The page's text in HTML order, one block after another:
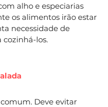
alho e especiarias
os alimentos irão estar
necessidade de
cozinhá-los.
Deve evitar